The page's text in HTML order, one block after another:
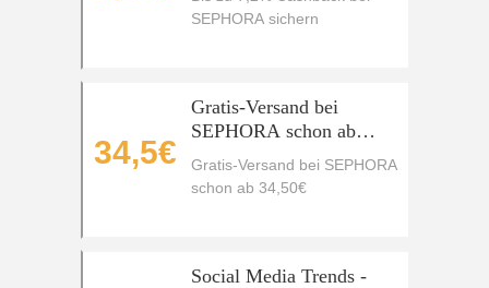
SEPHORA sichern
34,5€
Gratis-Versand bei
SEPHORA schon ab
34,50€
Gratis-Versand bei SEPHORA
schon ab 34,50€
Social Media Trends -